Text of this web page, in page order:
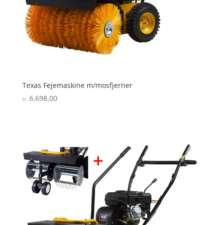
Texas Fejemaskine m/mosfjerner
kr.6.698,00